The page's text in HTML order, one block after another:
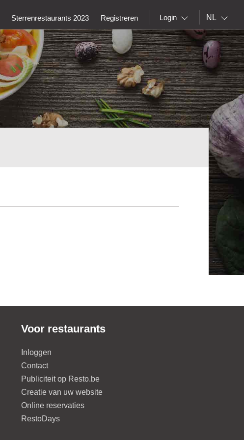
Sterrenrestaurants 2023 Registreren Login NL
Voor restaurants
Inloggen
Contact
Publiciteit op Resto.be
Creatie van uw website
Online reservaties
RestoDays